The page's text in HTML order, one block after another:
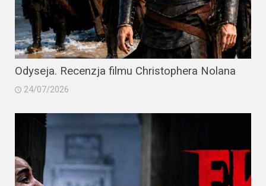
Odyseja. Recenzja filmu Christophera Nolana
24/07/2026